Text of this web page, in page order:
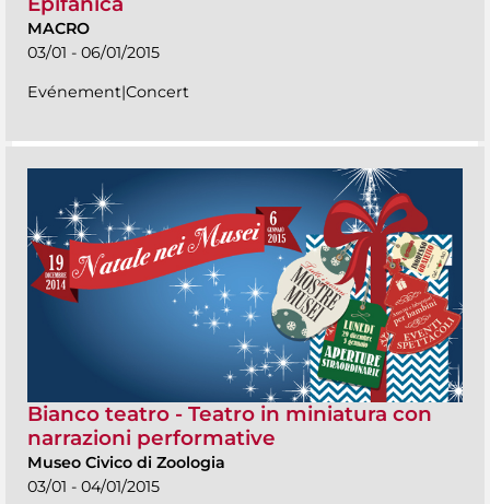
MACRO
03/01 - 06/01/2015
Evénement|Concert
Bianco teatro - Teatro in miniatura con
narrazioni performative
Museo Civico di Zoologia
03/01 - 04/01/2015